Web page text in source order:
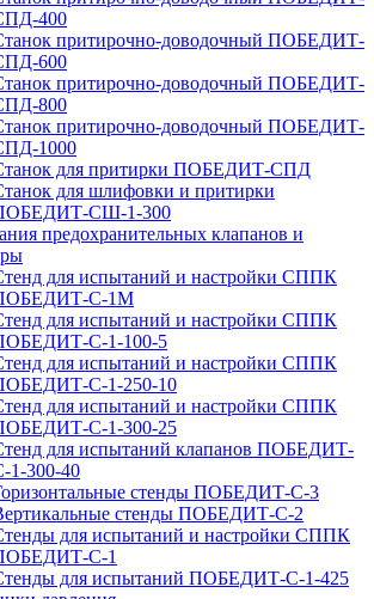
400
притирочно-доводочный ПОБЕДИТ-
600
притирочно-доводочный ПОБЕДИТ-
800
притирочно-доводочный ПОБЕДИТ-
1000
для притирки ПОБЕДИТ‑СПД
для шлифовки и притирки
предохранительных клапанов и
для испытаний и настройки СППК
для испытаний и настройки СППК
для испытаний и настройки СППК
для испытаний и настройки СППК
С-1-300-25
для испытаний клапанов ПОБЕДИТ-
1-300-40
стенды ПОБЕДИТ‑С‑3
стенды ПОБЕДИТ‑С‑2
для испытаний и настройки СППК
для испытаний ПОБЕДИТ‑С‑1‑425